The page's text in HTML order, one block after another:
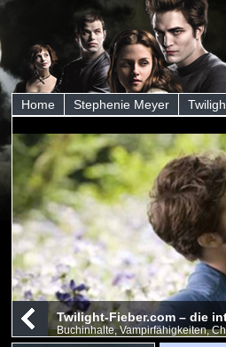
Home Stephenie Meyer
Twilight-Fieber.com – die
Buchinhalte, Vampirfähigkeiten,